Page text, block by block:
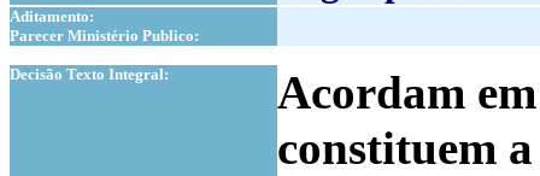
Aditamento:
Parecer Ministério Publico:
Decisão Texto Integral:
Acordam
constituem